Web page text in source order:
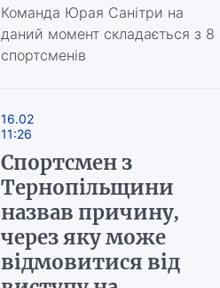
Команда Юрая Санітри на
даний момент складається з 8
спортсменів
16.02
11:26
Спортсмен з
Тернопільщини
назвав причину,
через яку може
відмовитися від